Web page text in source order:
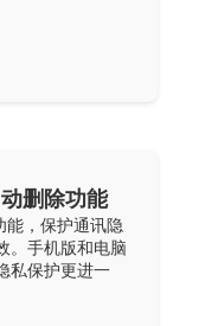
删除功能
能，保护通讯隐
。手机版和电脑
私保护更进一